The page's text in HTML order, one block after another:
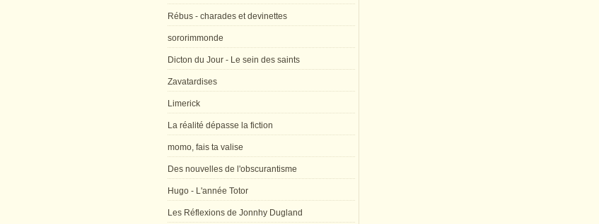
Rébus - charades et devinettes
sororimmonde
Dicton du Jour - Le sein des saints
Zavatardises
Limerick
La réalité dépasse la fiction
momo, fais ta valise
Des nouvelles de l'obscurantisme
Hugo - L'année Totor
Les Réflexions de Jonnhy Dugland